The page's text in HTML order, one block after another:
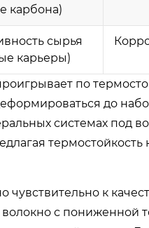
карбона)
сырья
карьеры)
по
до
системах под
чувствительно к
с пониженной